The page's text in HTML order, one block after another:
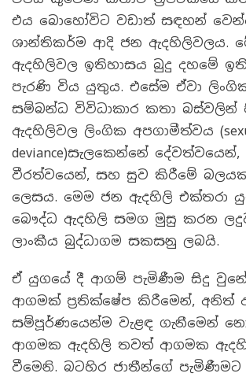
එය බොහෝවිට වඩාත් සඳහන්
ශාන්තිකර්ම ආදි ජන ඇදහිලිවලය.
ඇදහිලිවල ඉතිහාසය බුදු දහමේ
පැරණි විය යුතුය. එසේම ඒවා
සම්බන්ධ විවිධාකාර කතා බස්වලින්
ඇදහිලිවල ලිංගික අපගාමීත්වය
deviance)සැලකෙන්නේ
වීරත්වයෙන්, සහ සුව කිරීමේ
ලෙසය. මෙම ජන ඇදහිලි එක්තරා
බෞද්ධ ඇදහිලි සමග මුසු කරන
ලාංකීය බුද්ධාගම සකසනු ලබයි.
ඒ යුගයේ දී ආගම් පැමිණීම සිදු
ආගමක් ප්‍රතික්ෂේප කිරීමෙන්, අනිත්
සම්පූර්ණයෙන්ම වැළඳ ගැනීමෙන්
ආගමක ඇදහිලි තවත් ආගමක
වීමෙනි. බටහිර ජාතීන්ගේ